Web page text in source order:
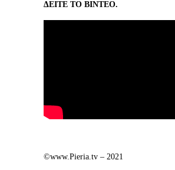
ΔΕΙΤΕ ΤΟ ΒΙΝΤΕΟ.
©www.Pieria.tv – 2021